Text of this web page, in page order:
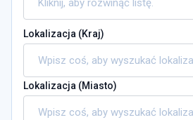
Lokalizacja (Kraj)
Lokalizacja (Miasto)